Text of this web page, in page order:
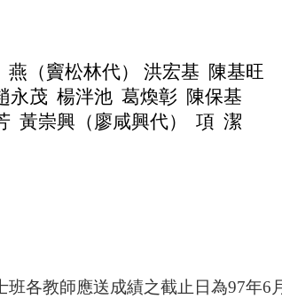
燕（竇松林代） 洪宏基 陳基旺
永茂 楊泮池 葛煥彰 陳保基
黃崇興（廖咸興代） 項 潔
各教師應送成績之截止日為97年6